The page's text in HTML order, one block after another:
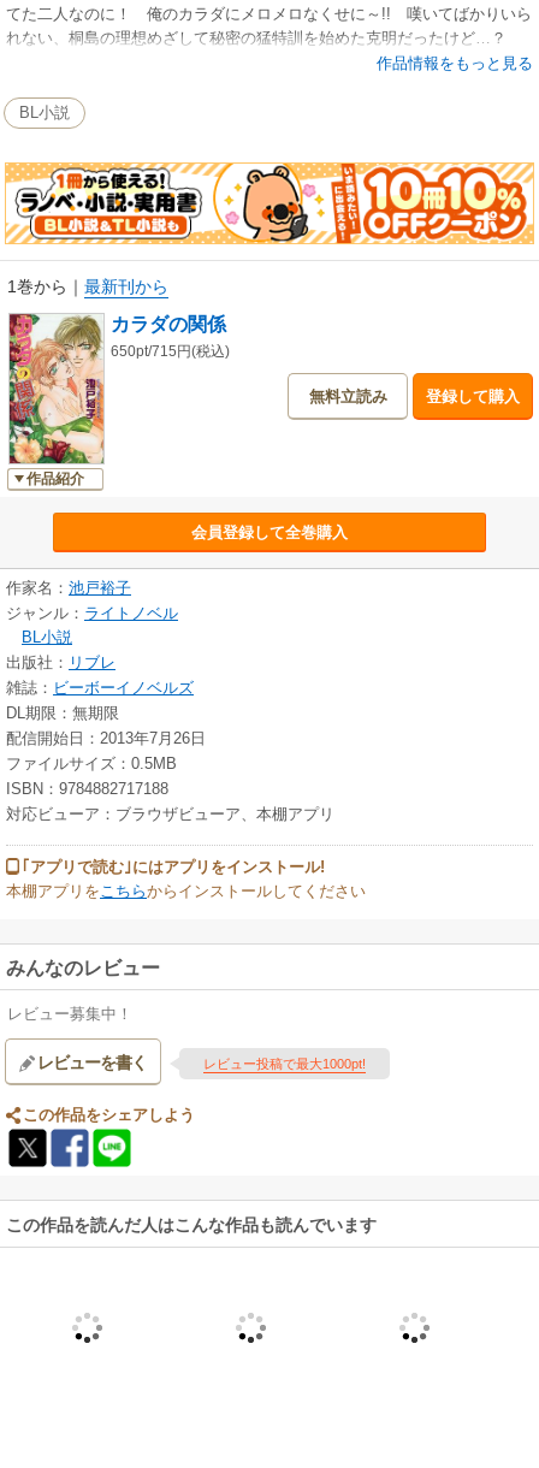
てた二人なのに！ 俺のカラダにメロメロなくせに～!! 嘆いてばかりいら
れない、桐島の理想めざして秘密の猛特訓を始めた克明だったけど…？
作品情報をもっと見る
BL小説
1巻から ｜ 最新刊から
作品紹介
カラダの関係
650pt/715円(税込)
無料立読み 登録して購入
会員登録して全巻購入
作家名： 池戸裕子
ジャンル： ライトノベル
BL小説
出版社： リブレ
雑誌： ビーボーイノベルズ
DL期限：無期限
配信開始日：2013年7月26日
ファイルサイズ：0.5MB
ISBN：9784882717188
対応ビューア：ブラウザビューア、本棚アプリ
｢アプリで読む｣にはアプリをインストール!
本棚アプリをこちらからインストールしてください
みんなのレビュー
レビュー募集中！
レビューを書く レビュー投稿で最大1000pt!
この作品をシェアしよう
この作品を読んだ人はこんな作品も読んでいます